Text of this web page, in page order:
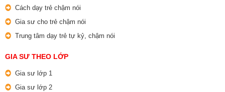
Cách dạy trẻ chậm nói
Gia sư cho trẻ chậm nói
Trung tâm dạy trẻ tự kỷ, chậm nói
GIA SƯ THEO LỚP
Gia sư lớp 1
Gia sư lớp 2